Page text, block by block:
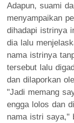
Adapun, suami
menyampaikan
dihadapi istrinya
dia lalu
nama istrinya
tersebut lalu
dan dilaporkan
"Jadi memang
engga lolos dan
nama istri saya,"